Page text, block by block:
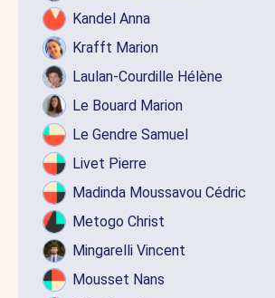
Kandel Anna
Krafft Marion
Laulan-Courdille Hélène
Le Bouard Marion
Le Gendre Samuel
Livet Pierre
Madinda Moussavou Cédric
Metogo Christ
Mingarelli Vincent
Mousset Nans